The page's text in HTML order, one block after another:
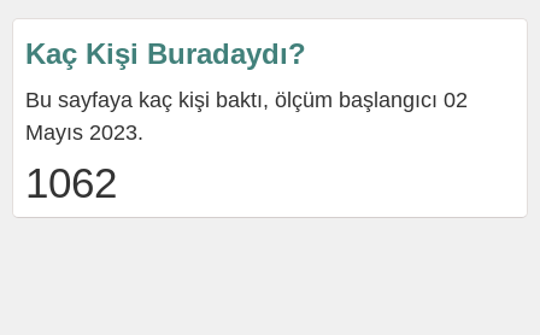
Kaç Kişi Buradaydı?
Bu sayfaya kaç kişi baktı, ölçüm başlangıcı 02
Mayıs 2023.
1062